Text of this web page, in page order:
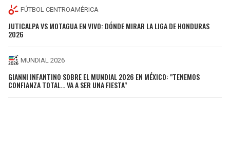
FÚTBOL CENTROAMÉRICA
JUTICALPA VS MOTAGUA EN VIVO: DÓNDE MIRAR LA LIGA DE HONDURAS
2026
MUNDIAL 2026
GIANNI INFANTINO SOBRE EL MUNDIAL 2026 EN MÉXICO: "TENEMOS
CONFIANZA TOTAL... VA A SER UNA FIESTA"